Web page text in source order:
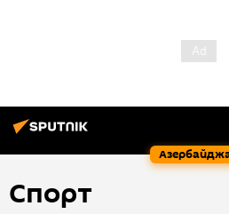
Спорт